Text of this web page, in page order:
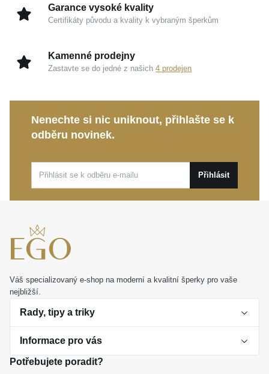
zaručuje kvalitu a dlouhověkost, zatímco jemná
vrstva pozlacení přináší zářivou a luxusní auru.
a černých tónů přitahuje pozornost svou moderní,
avšak vysoce klasickou estetikou.
každodenní nošení.
nepřehlédnutelný osobní styl, který vás nikdy
neomrzí.
Tento klenot je perfektní volbou pro běžné dny i
nebo kouzelný osobní talisman, který vás bude
provázet životem s neutuchající grácií.
Garance vysoké kvality
Certifikáty původu a kvality k vybraným šperkům
Kamenné prodejny
Zastavte se do jedné z našich 4 prodejen
Nenechte si nic uniknout, přihlašte se k
odběru novinek.
Přihlásit
Váš specializovaný e-shop na moderní a kvalitní šperky pro vaše
nejbližší.
Rady, tipy a triky
O perlách
Jak vybrat perlový šperk
Informace pro vás
Potřebujete poradit?